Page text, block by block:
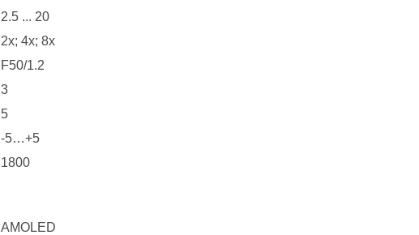
2.5 ... 20
2x; 4x; 8x
F50/1.2
3
5
-5…+5
1800
AMOLED